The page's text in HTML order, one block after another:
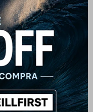
a día
abotonado frontal
practicidad. El
ideal para
una prenda liviana